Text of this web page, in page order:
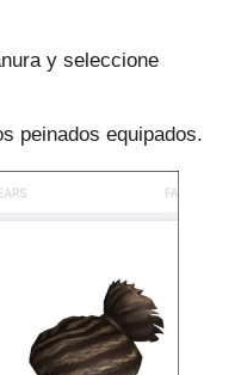
y seleccione
peinados equipados.